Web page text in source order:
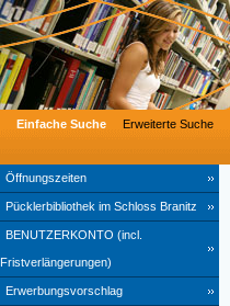
Öffnungszeiten
Pücklerbibliothek im Schloss Branitz
BENUTZERKONTO (incl.
Fristverlängerungen)
Erwerbungsvorschlag
Einfache Suche Erweiterte Suche